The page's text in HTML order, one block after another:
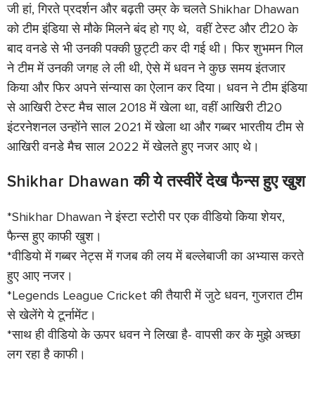
जी हां, गिरते प्रदर्शन और बढ़ती उम्र के चलते Shikhar Dhawan
को टीम इंडिया से मौके मिलने बंद हो गए थे, वहीं टेस्ट और टी20 के
बाद वनडे से भी उनकी पक्की छुट्टी कर दी गई थी। फिर शुभमन गिल
ने टीम में उनकी जगह ले ली थी, ऐसे में धवन ने कुछ समय इंतजार
किया और फिर अपने संन्यास का ऐलान कर दिया। धवन ने टीम इंडिया
से आखिरी टेस्ट मैच साल 2018 में खेला था, वहीं आखिरी टी20
इंटरनेशनल उन्होंने साल 2021 में खेला था और गब्बर भारतीय टीम से
आखिरी वनडे मैच साल 2022 में खेलते हुए नजर आए थे।
Shikhar Dhawan की ये तस्वीरें देख फैन्स हुए खुश
*Shikhar Dhawan ने इंस्टा स्टोरी पर एक वीडियो किया शेयर,
फैन्स हुए काफी खुश।
*वीडियो में गब्बर नेट्स में गजब की लय में बल्लेबाजी का अभ्यास करते
हुए आए नजर।
*Legends League Cricket की तैयारी में जुटे धवन, गुजरात टीम
से खेलेंगे ये टूर्नामेंट।
*साथ ही वीडियो के ऊपर धवन ने लिखा है- वापसी कर के मुझे अच्छा
लग रहा है काफी।